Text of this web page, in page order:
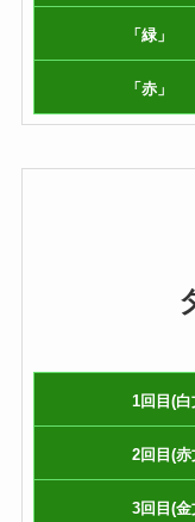
「緑」
「赤」
1回目(白
2回目(赤
3回目(金